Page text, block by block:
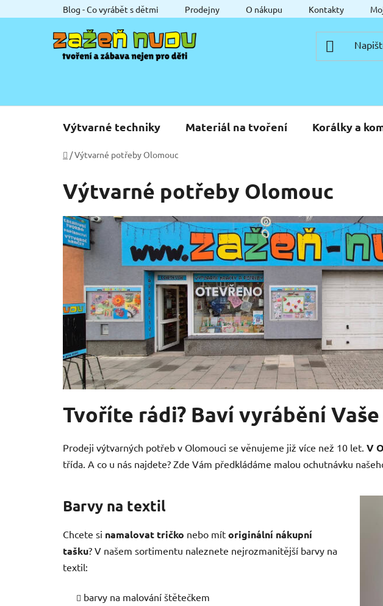
na
Blog - Co vyrábět s dětmi Prodejny O nákupu Kontakty
Výtvarné techniky Materiál na tvoření Korálky a
Domů
/Výtvarné potřeby Olomouc
Výtvarné potřeby Olomouc
Tvoříte rádi? Baví vyrábění
Prodeji výtvarných potřeb v Olomouci se věnujeme již více než 10 let. V
třída. A co u nás najdete? Zde Vám předkládáme malou ochutnávku
Barvy na textil
Chcete si namalovat tričko nebo mít originální nákupní
tašku? V našem sortimentu naleznete nejrozmanitější barvy na
textil:
barvy na malování štětečkem